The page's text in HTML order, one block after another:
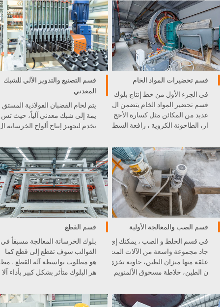
قسم تحضيرات المواد الخام
في الجزء الأول من خط إنتاج بلوك
قسم تحضير المواد الخام يتضمن ال
عديد من المكائن مثل كسارة الأحج
ار، الطاحونة الكروية ، رافعة السط
ممتاز في خط الإنتاج .
قسم التصنيع والتدوير الآلي للشبك
المعدني
يتم لحام القضبان الفولاذية المستق
يمة إلى شبك معدني آلياً، حيث تس
تخدم لتجهيز إنتاج ألواح الخرسانة
قسم الصب والمعالجة الأولية
في قسم الخلط و الصب ، يمكنك إي
جاد مجموعة واسعة من الآلات المت
علقة منها ميزان الطين، حاوية تخزي
ن الطين، خلاطة مسحوق الألمنويم
ل، و غيرها .
قسم القطع
بلوك الخرسانة المعالجة مسبقاً في
القوالب سوف تقطع إلى قطع كما
هو مطلوب بواسطة آلة القطع . مظ
هر البلوك متأثر بشكل كبير بأداء آلا